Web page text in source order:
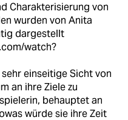
Charakterisierung von
wurden von Anita
dargestellt
watch?
einseitige Sicht von
an ihre Ziele zu
behauptet an
würde sie ihre Zeit